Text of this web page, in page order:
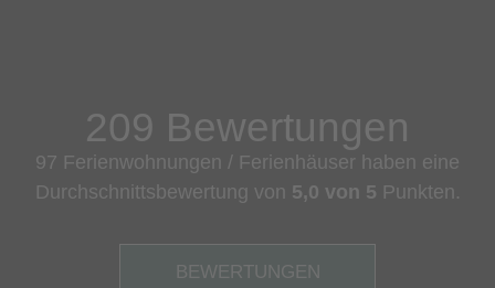
209 Bewertungen
97 Ferienwohnungen / Ferienhäuser haben eine
Durchschnittsbewertung von 5,0 von 5 Punkten.
BEWERTUNGEN